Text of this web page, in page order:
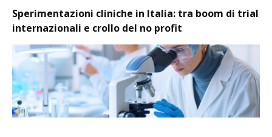
Sperimentazioni cliniche in Italia: tra boom di trial
internazionali e crollo del no profit